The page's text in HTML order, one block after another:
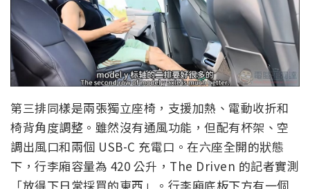
第三排同樣是兩張獨立座椅，支援加熱、電動收折和
椅背角度調整。雖然沒有通風功能，但配有杯架、空
調出風口和兩個 USB-C 充電口。在六座全開的狀態
下，行李廂容量為 420 公升，The Driven 的記者實測
「放得下日常採買的東西」。行李廂底板下方有一個